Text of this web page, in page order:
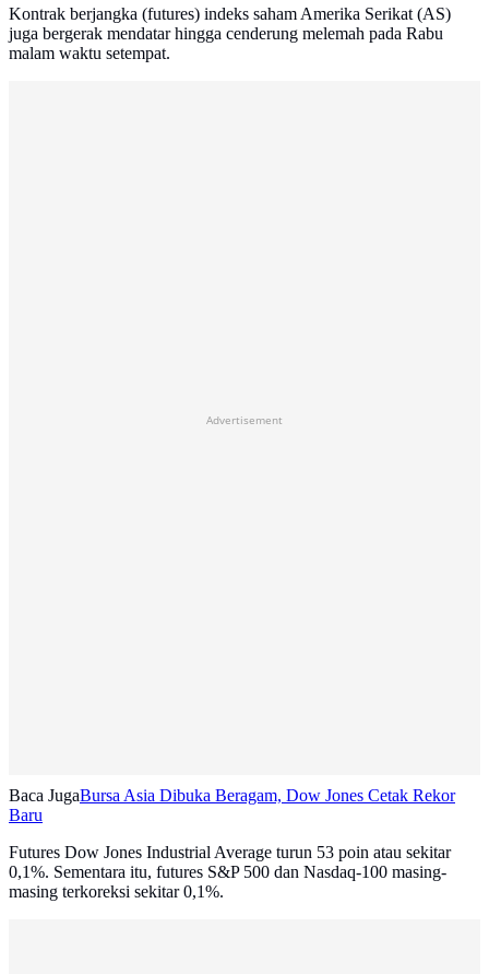
Kontrak berjangka (futures) indeks saham Amerika Serikat (AS)
juga bergerak mendatar hingga cenderung melemah pada Rabu
malam waktu setempat.
Advertisement
Baca JugaBursa Asia Dibuka Beragam, Dow Jones Cetak Rekor
Baru
Futures Dow Jones Industrial Average turun 53 poin atau sekitar
0,1%. Sementara itu, futures S&P 500 dan Nasdaq-100 masing-
masing terkoreksi sekitar 0,1%.